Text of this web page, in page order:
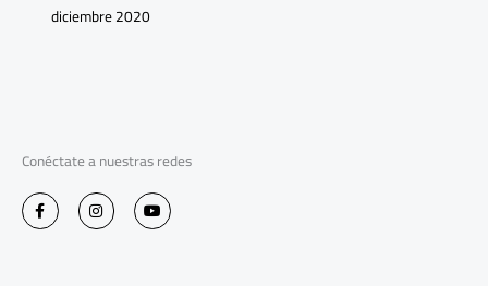
diciembre 2020
Conéctate a nuestras redes
F
a
c
I
n
s
Y
o
u